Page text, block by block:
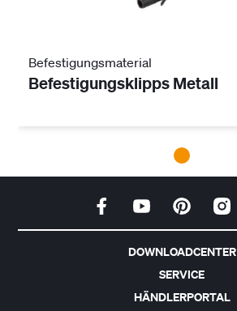
Befestigungsmaterial
Befestigungsklipps Metall
DOWNLOADCENTER
SERVICE
HÄNDLERPORTAL